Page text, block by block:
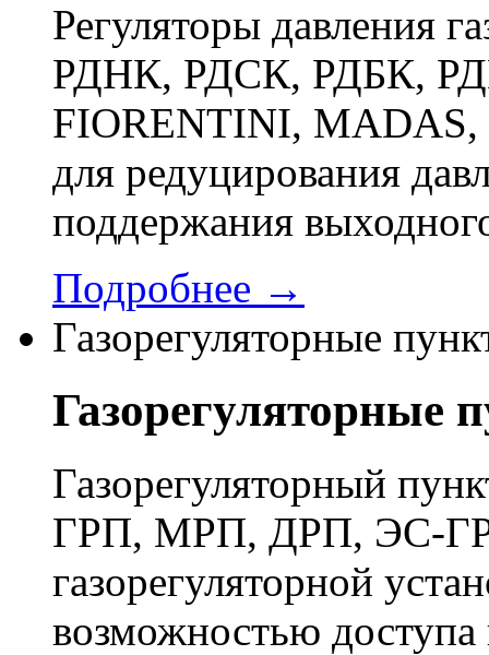
Регуляторы давления
РДНК, РДСК, РДБК,
FIORENTINI, MADAS,
для редуцирования
поддержания
Подробнее →
Газорегуляторные
Газорегуляторные
Газорегуляторный
ГРП, МРП, ДРП, ЭС-
газорегуляторной
возможностью доступа